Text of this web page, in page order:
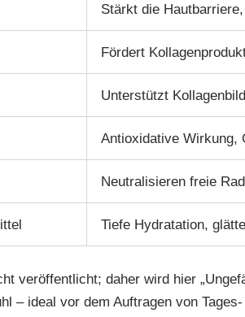
Stärkt die
Fördert
Unterstützt
Antioxidative Wirkung,
Neutralisieren freie
Tiefe Hydratation,
veröffentlicht; daher wird hier
– ideal vor dem Auftragen von